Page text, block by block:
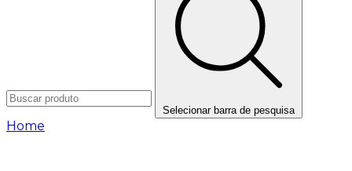
Selecionar barra de pesquisa
Home